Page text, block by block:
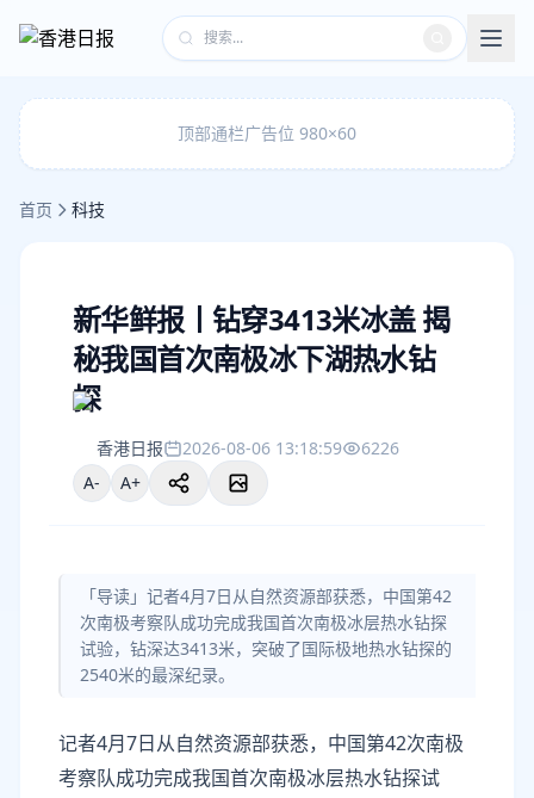
顶部通栏广告位 980×60
首页 科技
新华鲜报丨钻穿3413米冰盖 揭
秘我国首次南极冰下湖热水钻
探
香港日报 2026-08-06 13:18:59
6226
A-
A+
「导读」记者4月7日从自然资源部获悉，中国第42
次南极考察队成功完成我国首次南极冰层热水钻探
试验，钻深达3413米，突破了国际极地热水钻探的
2540米的最深纪录。
记者4月7日从自然资源部获悉，中国第42次南极
考察队成功完成我国首次南极冰层热水钻探试